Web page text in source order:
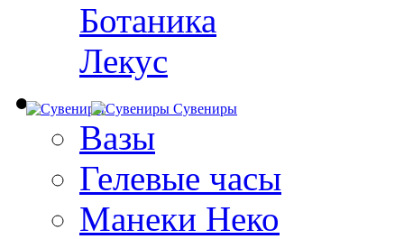
Ботаника
Лекус
Сувениры
Вазы
Гелевые часы
Манеки Неко